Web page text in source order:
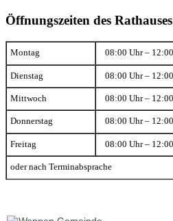
Öffnungszeiten des
Montag 08:00 Uhr –
Dienstag 08:00 Uhr –
Mittwoch 08:00 Uhr –
Donnerstag 08:00 Uhr –
Freitag 08:00 Uhr –
oder nach Terminabsprache